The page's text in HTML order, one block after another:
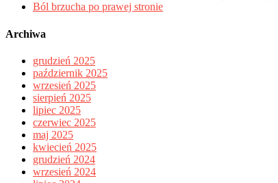
Ból brzucha po prawej stronie
Archiwa
grudzień 2025
październik 2025
wrzesień 2025
sierpień 2025
lipiec 2025
czerwiec 2025
maj 2025
kwiecień 2025
grudzień 2024
wrzesień 2024